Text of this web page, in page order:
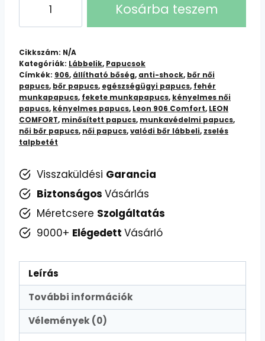
COMFORT
Női
bőr
papucs
906
mennyiség
Kosárba teszem
Cikkszám: N/A
Kategóriák: Lábbelik, Papucsok
Címkék: 906, állítható bőség, anti-shock, bőr női
papucs, bőr papucs, egészségügyi papucs, fehér
munkapapucs, fekete munkapapucs, kényelmes női
papucs, kényelmes papucs, Leon 906 Comfort, LEON
COMFORT, minősített papucs, munkavédelmi papucs,
női bőr papucs, női papucs,valódi bőr lábbeli, zselés
talpbetét
Visszaküldési Garancia
Biztonságos Vásárlás
Méretcsere Szolgáltatás
9000+ Elégedett Vásárló
Leírás
További információk
Vélemények (0)